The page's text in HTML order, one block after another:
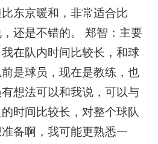
东京暖和，非常适合比
还是不错的。 郑智：主要
在队内时间比较长，和球
是球员，现在是教练，也
想法可以和我说，可以与
时间比较长，对整个球队
备啊，我可能更熟悉一